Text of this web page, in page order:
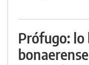
Prófugo: lo